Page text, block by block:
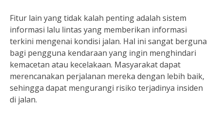
Fitur lain yang tidak kalah penting adalah sistem
informasi lalu lintas yang memberikan informasi
terkini mengenai kondisi jalan. Hal ini sangat berguna
bagi pengguna kendaraan yang ingin menghindari
kemacetan atau kecelakaan. Masyarakat dapat
merencanakan perjalanan mereka dengan lebih baik,
sehingga dapat mengurangi risiko terjadinya insiden
di jalan.